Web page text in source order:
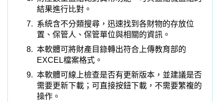
利用一般A4雷射列表機就可列印財產標籤，不
需要另外購買標籤機。
可列印含經費來源完整名稱的財產標籤 (如下
圖)。